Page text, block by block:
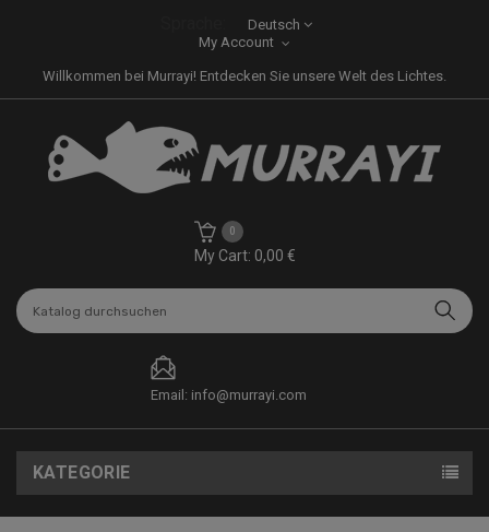
Deutsch
My Account
Willkommen bei Murrayi! Entdecken Sie unsere Welt des Lichtes.
My Cart: 0,00 €
0
Email: info@murrayi.com
KATEGORIE